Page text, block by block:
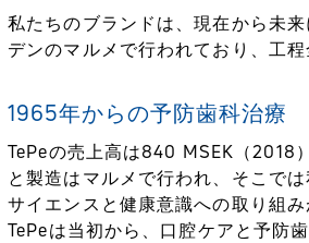
私たちのブランドは、現在から未
デンのマルメで行われており、工
1965年からの予防歯科治療
TePeの売上高は840 MSEK（2018
と製造はマルメで行われ、そこで
サイエンスと健康意識への取り組
TePeは当初から、口腔ケアと予防